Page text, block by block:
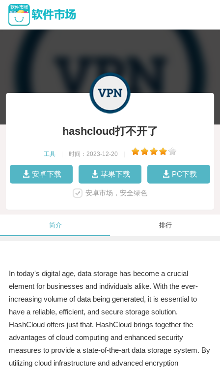
hashcloud打不开了
工具 时间：2023-12-20
安卓下载 苹果下载 PC下载
安卓市场，安全绿色
简介 排行
In today's digital age, data storage has become a crucial
element for businesses and individuals alike. With the ever-
increasing volume of data being generated, it is essential to
have a reliable, efficient, and secure storage solution.
HashCloud offers just that. HashCloud brings together the
advantages of cloud computing and enhanced security
measures to provide a state-of-the-art data storage system. By
utilizing cloud infrastructure and advanced encryption